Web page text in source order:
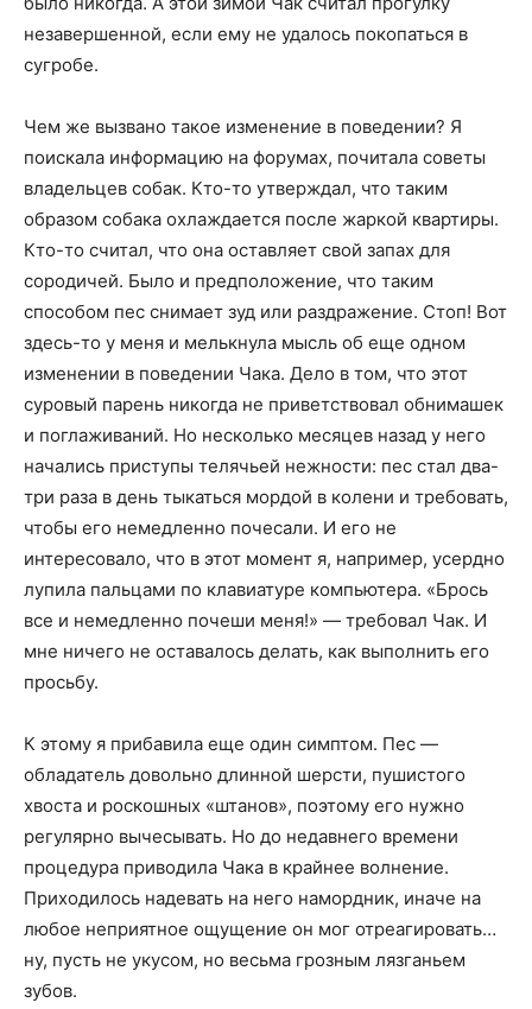
незавершенной, если ему не удалось покопаться в
сугробе.
Чем же вызвано такое изменение в поведении? Я
поискала информацию на форумах, почитала советы
владельцев собак. Кто-то утверждал, что таким
образом собака охлаждается после жаркой квартиры.
Кто-то считал, что она оставляет свой запах для
сородичей. Было и предположение, что таким
способом пес снимает зуд или раздражение. Стоп! Вот
здесь-то у меня и мелькнула мысль об еще одном
изменении в поведении Чака. Дело в том, что этот
суровый парень никогда не приветствовал обнимашек
и поглаживаний. Но несколько месяцев назад у него
начались приступы телячьей нежности: пес стал два-
три раза в день тыкаться мордой в колени и требовать,
чтобы его немедленно почесали. И его не
интересовало, что в этот момент я, например, усердно
лупила пальцами по клавиатуре компьютера. «Брось
все и немедленно почеши меня!» — требовал Чак. И
мне ничего не оставалось делать, как выполнить его
просьбу.
К этому я прибавила еще один симптом. Пес —
обладатель довольно длинной шерсти, пушистого
хвоста и роскошных «штанов», поэтому его нужно
регулярно вычесывать. Но до недавнего времени
процедура приводила Чака в крайнее волнение.
Приходилось надевать на него намордник, иначе на
любое неприятное ощущение он мог отреагировать…
ну, пусть не укусом, но весьма грозным лязганьем
зубов.